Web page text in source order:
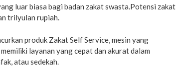
luar biasa bagi badan zakat swasta.Potensi zakat
trilyulan rupiah.
produk Zakat Self Service, mesin yang
layanan yang cepat dan akurat dalam
atau sedekah.